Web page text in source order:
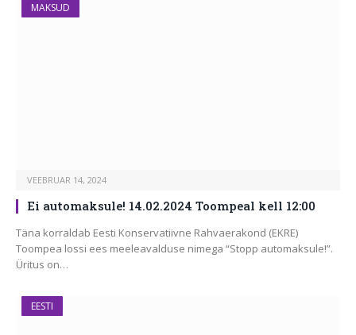
MAKSUD
VEEBRUAR 14, 2024
Ei automaksule! 14.02.2024 Toompeal kell 12:00
Täna korraldab Eesti Konservatiivne Rahvaerakond (EKRE)
Toompea lossi ees meeleavalduse nimega “Stopp automaksule!”.
Üritus on…
EESTI